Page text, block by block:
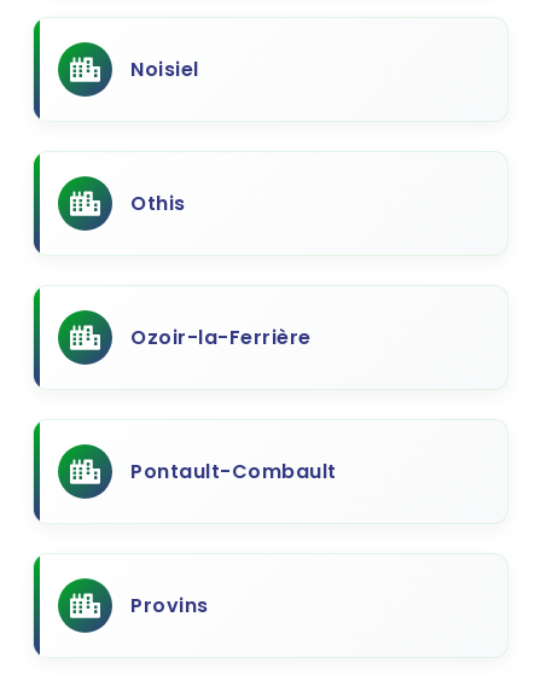
Noisiel
Othis
Ozoir-la-Ferrière
Pontault-Combault
Provins